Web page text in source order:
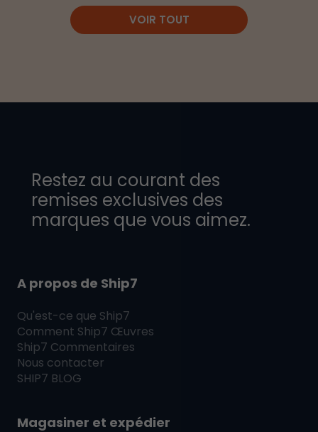
VOIR TOUT
Restez au courant des
remises exclusives des
marques que vous aimez.
A propos de Ship7
Qu'est-ce que Ship7
Comment Ship7 Œuvres
Ship7 Commentaires
Nous contacter
SHIP7 BLOG
Magasiner et expédier